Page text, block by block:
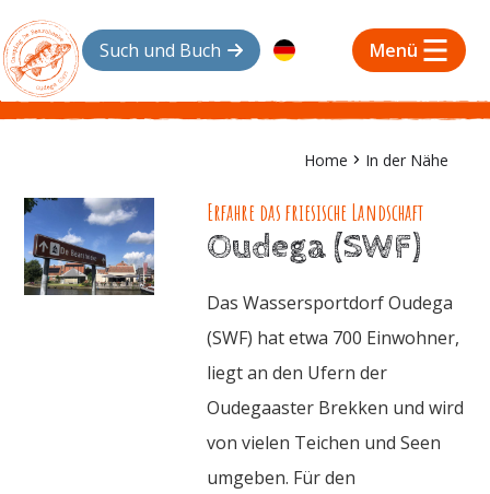
Such und Buch Menü
Home In der Nähe
Erfahre das friesische Landschaft
Oudega (SWF)
Das Wassersportdorf Oudega
(SWF) hat etwa 700 Einwohner,
liegt an den Ufern der
Oudegaaster Brekken und wird
von vielen Teichen und Seen
umgeben. Für den